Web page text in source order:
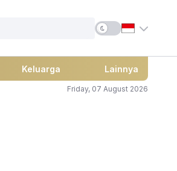
Keluarga Lainnya
Friday, 07 August 2026